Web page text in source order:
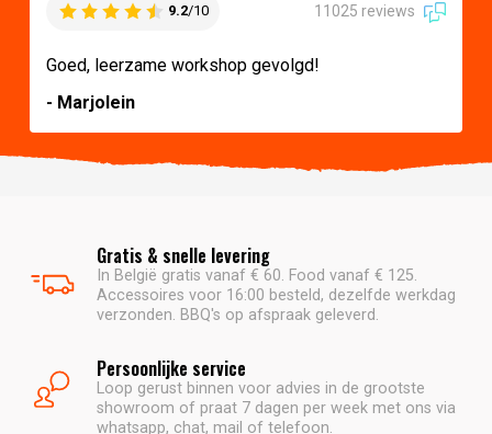
9.2/10 11025 reviews
Goed, leerzame workshop gevolgd!
- Marjolein
Gratis & snelle levering
In België gratis vanaf € 60. Food vanaf € 125.
Accessoires voor 16:00 besteld, dezelfde werkdag
verzonden. BBQ's op afspraak geleverd.
Persoonlijke service
Loop gerust binnen voor advies in de grootste
showroom of praat 7 dagen per week met ons via
whatsapp, chat, mail of telefoon.